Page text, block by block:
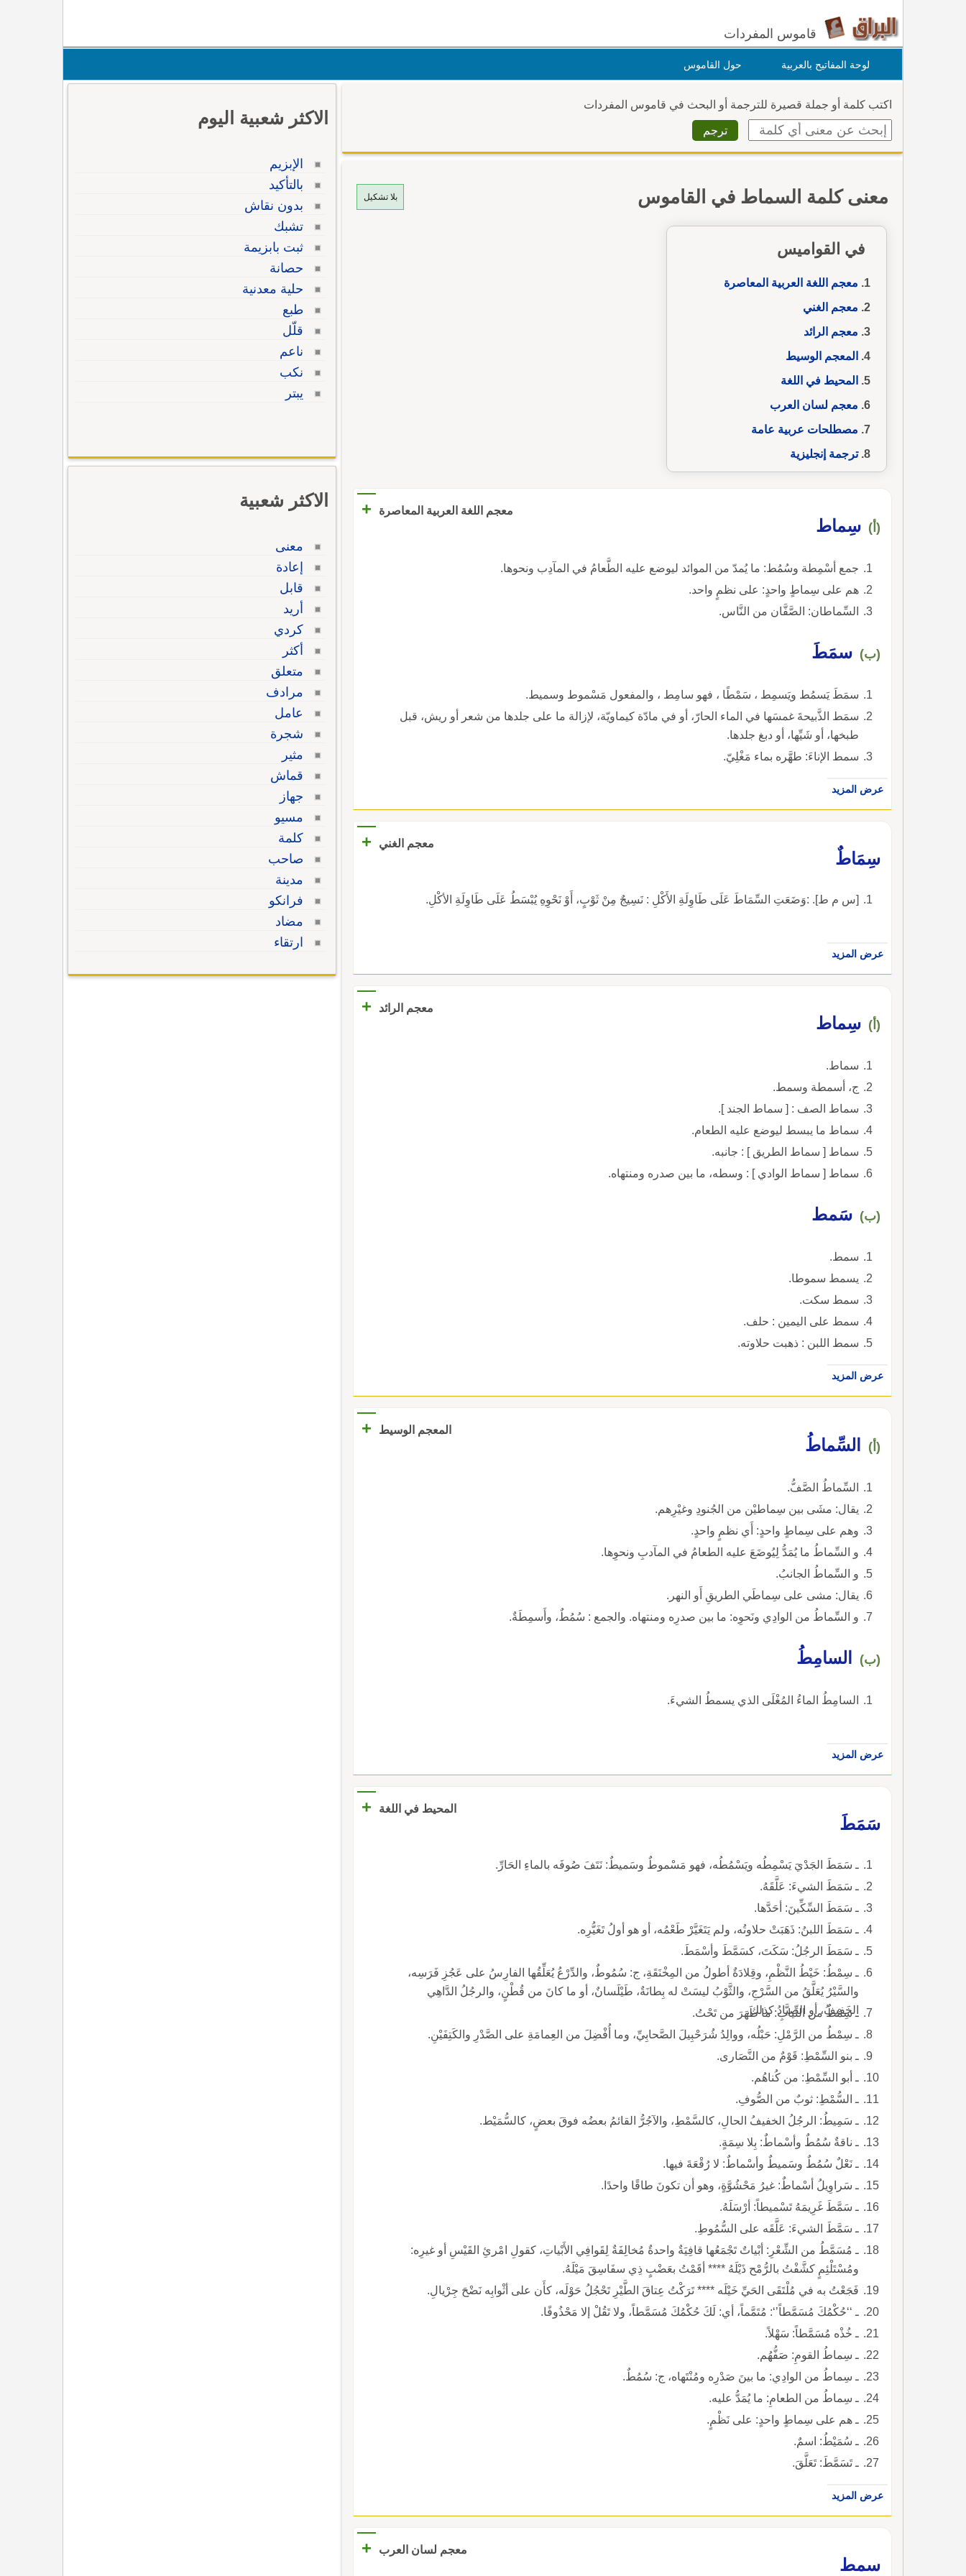
قاموس المفردات
لوحة المفاتيح بالعربية حول القاموس
اكتب كلمة أو جملة قصيرة للترجمة أو البحث في قاموس المفردات
بلا تشكيل معنى كلمة السماط في القاموس
في القواميس
معجم اللغة العربية المعاصرة
معجم الغني
معجم الرائد
المعجم الوسيط
المحيط في اللغة
معجم لسان العرب
مصطلحات عربية عامة
ترجمة إنجليزية
معجم اللغة العربية المعاصرة +
(أ) سِماط
جمع أسْمِطة وسُمُط: ما يُمدّ من الموائد ليوضع عليه الطَّعامُ في المآدِب ونحوها.
هم على سِماطٍ واحدٍ: على نظمٍ واحد.
السِّماطان: الصَّفَّان من النَّاس.
(ب) سمَطَ
سمَطَ يَسمُط ويَسمِط ، سَمْطًا ، فهو سامِط ، والمفعول مَسْموط وسميط.
سمَط الذَّبيحةَ غمسَها في الماء الحارّ، أو في مادّة كيماويّة، لإزالة ما على جلدها من شعر أو ريش، قبل
طبخها، أو شَيِّها، أو دبغ جلدها.
سمط الإناءَ: طهَّره بماء مَغْلِيّ.
عرض المزيد
معجم الغني
+
سِمَاطٌ
[س م ط]. :وَضَعَتِ السِّمَاطَ عَلَى طَاوِلَةِ الأَكْلِ : نَسِيجٌ مِنْ ثَوْبٍ، أَوْ نَحْوِهِ يُبْسَطُ عَلَى طَاوِلَةِ الأكْلِ.
عرض المزيد
معجم الرائد +
(أ) سِماط
سماط.
ج، أسمطة وسمط.
سماط الصف : [ سماط الجند ].
سماط ما يبسط ليوضع عليه الطعام.
سماط [ سماط الطريق ] : جانبه.
سماط [ سماط الوادي ] : وسطه، ما بين صدره ومنتهاه.
(ب) سَمط
سمط.
يسمط سموطا.
سمط سكت.
سمط على اليمين : حلف.
سمط اللبن : ذهبت حلاوته.
عرض المزيد
المعجم الوسيط +
(أ) السِّماطُ
السِّماطُ الصَّفُّ.
يقال: مشَى بين سِماطيْن من الجُنودِ وغيْرِهم.
وهم على سِماطٍ واحدٍ: أَي نظمٍ واحدٍ.
و السِّماطُ ما يُمَدُّ لِيُوضَعَ عليه الطعامُ في المآدبِ ونحوِها.
و السِّماطُ الجانبُ.
يقال: مشى على سِماطَي الطريقِ أَو النهر.
و السِّماطُ من الوادِي ونَحوِه: ما بين صدرِه ومنتهاه. والجمع : سُمُطٌ، وأَسمِطَةٌ.
(ب) السامِطُ
السامِطُ الماءُ المُغْلَى الذي يسمطُ الشيءَ.
عرض المزيد
المحيط في اللغة
+
سَمَطَ
ـ سَمَطَ الجَدْيَ يَسْمِطُه ويَسْمُطُه، فهو مَسْموطٌ وسَميطٌ: نَتَفَ صُوفَه بالماءِ الحَارِّ.
ـ سَمَطَ الشيءَ: عَلَّقَهُ.
ـ سَمَطَ السِّكِّينَ: أحَدَّها.
ـ سَمَطَ اللبنُ: ذَهَبَتْ حلاوتُه، ولم يَتَغَيَّرْ طَعْمُه، أو هو أولُ تَغَيُّرِه.
ـ سَمَطَ الرجُلُ: سَكَتَ، كسَمَّطَ وأسْمَطَ.
ـ سِمْطُ: خَيْطُ النَّظْمِ، وقِلادَةٌ أطولُ من المِخْنَقَةِ، ج: سُمُوطٌ، والدِّرْعُ يُعَلِّقُها الفارِسُ على عَجُزِ فَرَسِه،
والسَّيْرُ يُعَلَّقُ من السَّرْجِ، والثَّوْبُ ليسَتْ له بِطانَةٌ، طَيْلَسانٌ، أو ما كانَ من قُطْنٍ، والرجُلُ الدَّاهِي
الخَفيفُ، أو الصيَّادُ كذلك.
ـ سِمْطُ من الثِّيابِ: ما ظَهَرَ من تَحْتُ.
ـ سِمْطُ من الرَّمْلِ: حَبْلُه، ووالِدُ شُرَحْبِيلَ الصَّحابِيِّ، وما أُفْضِلَ من العِمامَةِ على الصَّدْرِ والكَتِفَيْنِ.
ـ بنو السِّمْطِ: قَوْمٌ من النَّصَارى.
ـ أبو السِّمْطِ: من كُناهُم.
ـ السُّمْطِ: ثوبٌ من الصُّوفِ.
ـ سَمِيطُ: الرجُلُ الخفيفُ الحالِ، كالسَّمْطِ، والآجُرُّ القائمُ بعضُه فوقَ بعضٍ، كالسُّمَيْط.
ـ ناقةٌ سُمُطٌ وأسْماطٌ: بِلا سِمَةٍ.
ـ نَعْلٌ سُمُطٌ وسَميطٌ وأسْماطٌ: لا رُقْعَةَ فيها.
ـ سَراوِيلُ أسْماطٌ: غيرُ مَحْشُوَّةٍ، وهو أن تكونَ طاقًا واحدًا.
ـ سَمَّطَ غَرِيمَهُ تَسْميطاً: أرْسَلَهُ.
ـ سَمَّطَ الشيءَ: عَلَّقَه على السُّمُوطِ.
ـ مُسَمَّطُ من الشِّعْرِ: أبْياتٌ تَجْمَعُها قافِيَةٌ واحدةٌ مُخالِفَةٌ لِقَوافِي الأَبْياتِ، كقولِ امْرئِ القَيْسِ أو غيرِه:
ومُسْتَلْئِمٍ كشَّفْتُ بالرُّمْح ذَيْلَهُ **** أقَمْتُ بعَضْبٍ ذِي سفَاسِقَ مَيْلَهُ.
فَجَعْتُ به في مُلْتَقَى الحَيِّ خَيْلَه **** تَرَكْتُ عِتاقَ الطَّيْرِ تَحْجُلُ حَوْلَه، كأَن على أثْوابِه نَضْحَ جِرْيالِ.
ـ ‘‘حُكْمُكَ مُسَمَّطاً’‘: مُتَمَّماً، أي: لَكَ حُكْمُكَ مُسَمَّطاً، ولا تَقُلْ إلا مَحْذُوفًا.
ـ خُذْه مُسَمَّطاً: سَهْلاً.
ـ سِماطُ القومِ: صَفُّهُم.
ـ سِماطُ من الوادِي: ما بينَ صَدْرِه ومُنْتَهاه، ج: سُمُطٌ.
ـ سِماطُ من الطعامِ: ما يُمَدُّ عليه.
ـ هم على سِماطٍ واحدٍ: على نَظْمٍ.
ـ سُمَيْطُ: اسمٌ.
ـ تَسَمَّطَ: تَعَلَّقَ.
عرض المزيد
معجم لسان العرب
+
سمط
الاكثر شعبية اليوم
الإبزيم
بالتأكيد
بدون نقاش
تشبك
ثبت بابزيمة
حصانة
حلية معدنية
طبع
قلّل
ناعم
نكب
يبتر
الاكثر شعبية
معنى
إعادة
قابل
أريد
كردي
أكثر
متعلق
مرادف
عامل
شجرة
مثير
قماش
جهاز
مسيو
كلمة
صاحب
مدينة
فرانكو
مضاد
ارتقاء